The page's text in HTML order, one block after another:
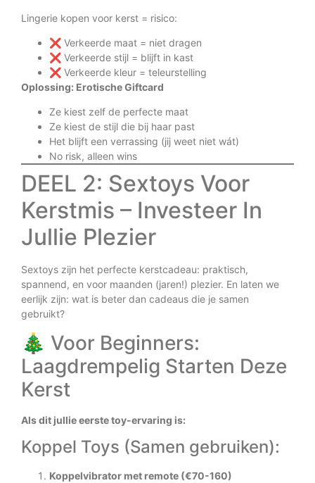
Lingerie kopen voor kerst = risico:
❌ Verkeerde maat = niet dragen
❌ Verkeerde stijl = blijft in kast
❌ Verkeerde kleur = teleurstelling
Oplossing: Erotische Giftcard
Ze kiest zelf de perfecte maat
Ze kiest de stijl die bij haar past
Het blijft een verrassing (jij weet niet wát)
No risk, alleen wins
DEEL 2: Sextoys Voor
Kerstmis – Investeer In
Jullie Plezier
Sextoys zijn het perfecte kerstcadeau: praktisch,
spannend, en voor maanden (jaren!) plezier. En laten we
eerlijk zijn: wat is beter dan cadeaus die je samen
gebruikt?
🎄 Voor Beginners:
Laagdrempelig Starten Deze
Kerst
Als dit jullie eerste toy-ervaring is:
Koppel Toys (Samen gebruiken):
Koppelvibrator met remote (€70-160)